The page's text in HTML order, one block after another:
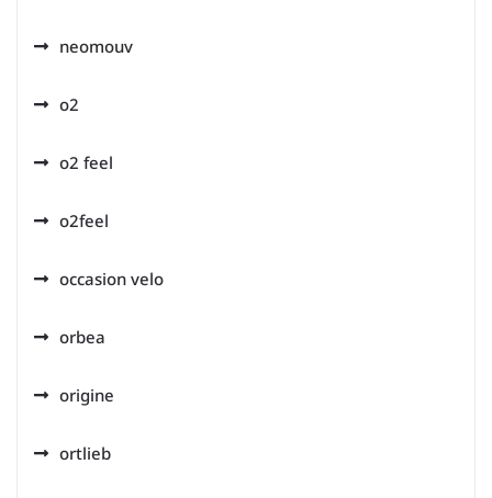
neomouv
o2
o2 feel
o2feel
occasion velo
orbea
origine
ortlieb